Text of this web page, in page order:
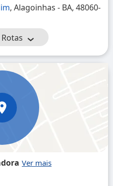
, Alagoinhas - BA, 48060-
Rotas